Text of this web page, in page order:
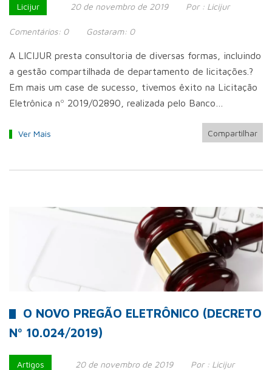
Licijur 20 de novembro de 2019 Por : Licijur
Comentários: 0 Gostaram: 0
A LICIJUR presta consultoria de diversas formas, incluindo
a gestão compartilhada de departamento de licitações.?
Em mais um case de sucesso, tivemos êxito na Licitação
Eletrônica nº 2019/02890, realizada pelo Banco…
Ver Mais Compartilhar
O NOVO PREGÃO ELETRÔNICO (DECRETO
Nº 10.024/2019)
Artigos 20 de novembro de 2019 Por : Licijur